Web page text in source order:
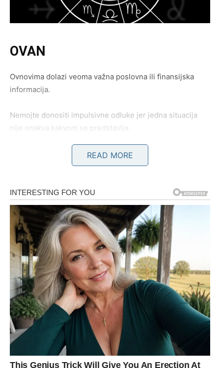
OVAN
Ovnovima dolazi veoma važna poslovna ili finansijska
informacija.
Nemojte donositi impulsivne odluke jer jedna situacija
nije onakva kakvom se predstavlja.
Sudbina vam šalje upozorenje na vrijeme
BIK
Bikovima zvijezde poručuju da pažljivije slušaju svoje
srce.
Jedna osoba sada pokazuje emocije koje dugo skriva, ali
iza svega postoji mnogo više nego što mislite.
Ljubav vam otkriva skrivenu istinu
Pred vama su veoma nježni i posebni trenuci.
BLIZANCI
READ MORE